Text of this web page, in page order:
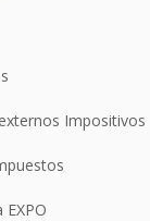
Impositivos